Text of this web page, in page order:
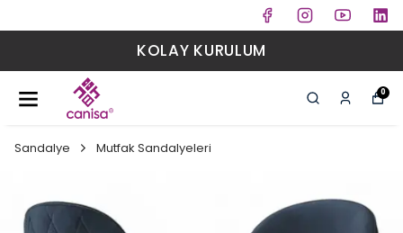
KOLAY KURULUM
0
Sandalye Mutfak Sandalyeleri